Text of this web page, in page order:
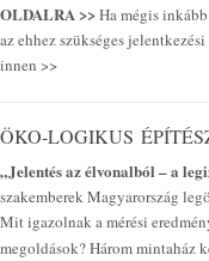
OLDALRA >>Ha mégis
az ehhez szükséges
innen >>
ÖKO-LOGIKUS
„Jelentés az élvonalból – a
szakemberek Magyarország
Mit igazolnak a mérési
megoldások? Három mintaház